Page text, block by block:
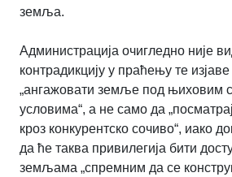
земља.
Администрација очигледно није
контрадикцију у праћењу те
„ангажовати земље под њиховим
условима“, а не само да
кроз конкурентско сочиво“, иако
да ће таква привилегија бити
земљама „спремним да се